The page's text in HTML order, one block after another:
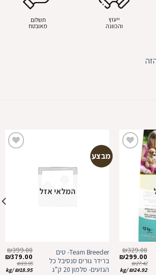
ייעוץ
והכוונה
תשלום
מאובטח
₪329.00
המחיר
המקורי
היה:
₪299.00 המחיר
הנוכחי
הוא:
₪27.42
₪24.92
/
kg
מבצע
המלאי אזל
Team Breeder- טים
ברידר גורים סנסיבל כל
הגזעים- סלמון 20 ק”ג
₪399.00
המחיר
המקורי
היה:
₪379.00
₪19.95
₪18.95
/
kg